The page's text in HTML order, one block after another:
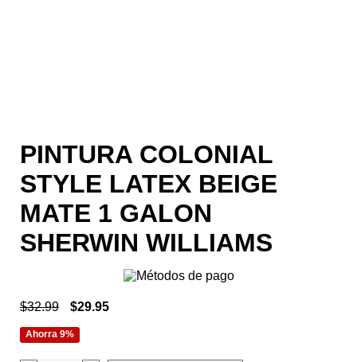
PINTURA COLONIAL
STYLE LATEX BEIGE
MATE 1 GALON
SHERWIN WILLIAMS
$32.99 $29.95
Ahorra 9%